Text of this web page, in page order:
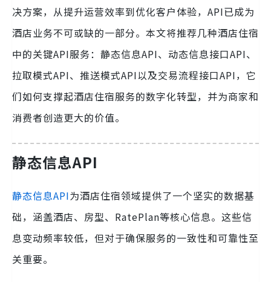
决方案，从提升运营效率到优化客户体验，API已成为
酒店业务不可或缺的一部分。本文将推荐几种酒店住宿
中的关键API服务：静态信息API、动态信息接口API、
拉取模式API、推送模式API以及交易流程接口API，它
们如何支撑起酒店住宿服务的数字化转型，并为商家和
消费者创造更大的价值。
静态信息API
静态信息API为酒店住宿领域提供了一个坚实的数据基
础，涵盖酒店、房型、RatePlan等核心信息。这些信
息变动频率较低，但对于确保服务的一致性和可靠性至
关重要。